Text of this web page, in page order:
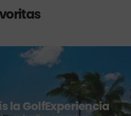
la GolfExperiencia